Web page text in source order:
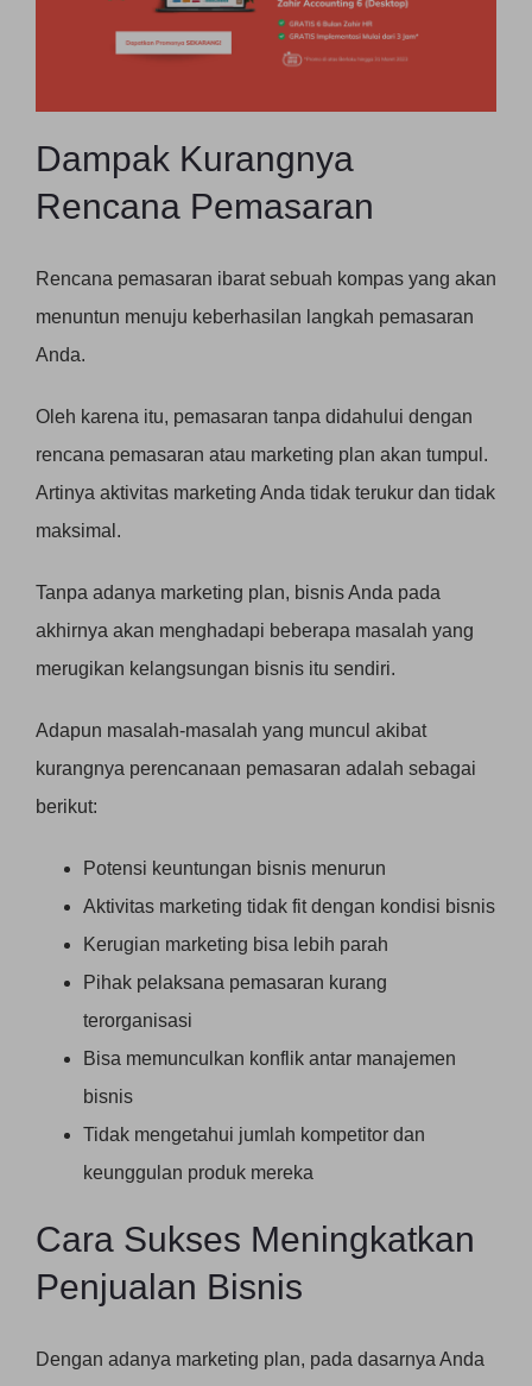
Dampak Kurangnya
Rencana Pemasaran
Rencana pemasaran ibarat sebuah kompas yang akan
menuntun menuju keberhasilan langkah pemasaran
Anda.
Oleh karena itu, pemasaran tanpa didahului dengan
rencana pemasaran atau marketing plan akan tumpul.
Artinya aktivitas marketing Anda tidak terukur dan tidak
maksimal.
Tanpa adanya marketing plan, bisnis Anda pada
akhirnya akan menghadapi beberapa masalah yang
merugikan kelangsungan bisnis itu sendiri.
Adapun masalah-masalah yang muncul akibat
kurangnya perencanaan pemasaran adalah sebagai
berikut:
Potensi keuntungan bisnis menurun
Aktivitas marketing tidak fit dengan kondisi bisnis
Kerugian marketing bisa lebih parah
Pihak pelaksana pemasaran kurang
terorganisasi
Bisa memunculkan konflik antar manajemen
bisnis
Tidak mengetahui jumlah kompetitor dan
keunggulan produk mereka
Cara Sukses Meningkatkan
Penjualan Bisnis
Dengan adanya marketing plan, pada dasarnya Anda